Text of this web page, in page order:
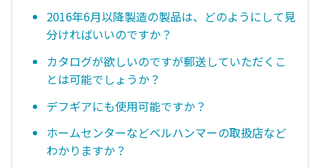
2016年6月以降製造の製品は、どのようにして見
分ければいいのですか？
カタログが欲しいのですが郵送していただくこ
とは可能でしょうか？
デフギアにも使用可能ですか？
ホームセンターなどベルハンマーの取扱店など
わかりますか？